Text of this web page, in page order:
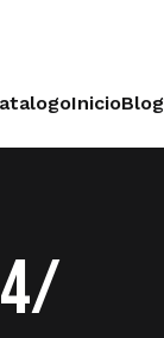
InicioBlog